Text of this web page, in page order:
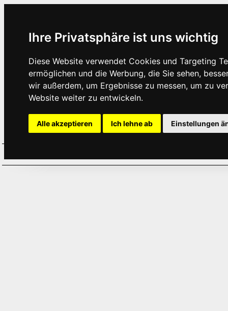
Ihre Privatsphäre ist uns wichtig
Diese Website verwendet Cookies und Targeting
ermöglichen und die Werbung, die Sie sehen,
wir außerdem, um Ergebnisse zu messen, um zu
Website weiter zu entwickeln.
Alle akzeptieren Ich lehne ab Einstellungen